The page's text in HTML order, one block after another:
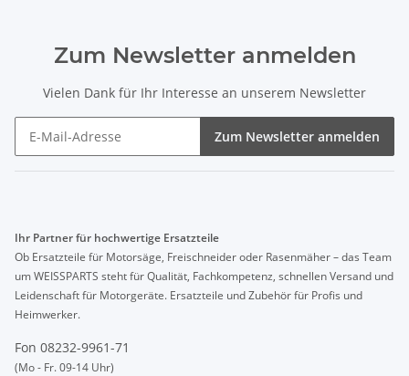
Zum Newsletter anmelden
Vielen Dank für Ihr Interesse an unserem Newsletter
Zum Newsletter anmelden
Ihr Partner für hochwertige Ersatzteile
Ob Ersatzteile für Motorsäge, Freischneider oder Rasenmäher – das Team
um WEISSPARTS steht für Qualität, Fachkompetenz, schnellen Versand und
Leidenschaft für Motorgeräte. Ersatzteile und Zubehör für Profis und
Heimwerker.
Fon 08232-9961-71
(Mo - Fr. 09-14 Uhr)